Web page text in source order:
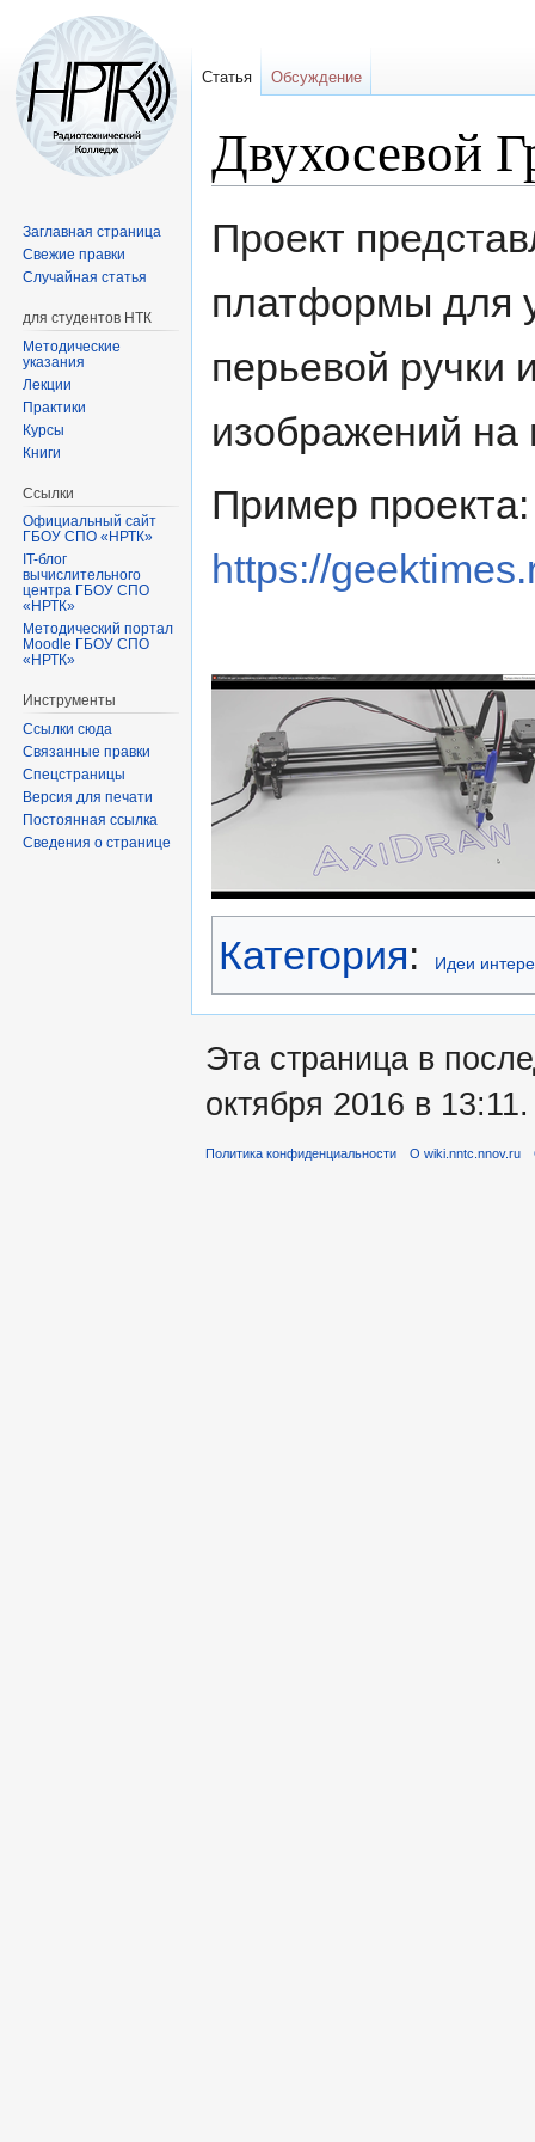
Двухосевой
Проект
платформы для
перьевой ручки
изображений на
Пример проекта:
https://
Категория: Идеи
Статья Обсуждение
Заглавная страница
Свежие правки
Случайная статья
для студентов НТК
Методические
указания
Лекции
Практики
Курсы
Книги
Ссылки
Официальный сайт
ГБОУ СПО «НРТК»
IT-блог
вычислительного
центра ГБОУ СПО
«НРТК»
Методический портал
Moodle ГБОУ СПО
«НРТК»
Инструменты
Ссылки сюда
Связанные правки
Спецстраницы
Версия для печати
Постоянная ссылка
Сведения о странице
Эта страница в
октября 2016 в 13:11.
Политика конфиденциальности О wiki.nntc.nnov.ru